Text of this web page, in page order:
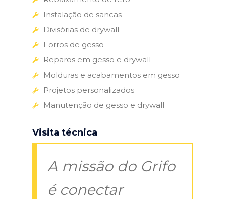
Instalação de sancas
Divisórias de drywall
Forros de gesso
Reparos em gesso e drywall
Molduras e acabamentos em gesso
Projetos personalizados
Manutenção de gesso e drywall
Visita técnica
A missão do Grifo
é conectar